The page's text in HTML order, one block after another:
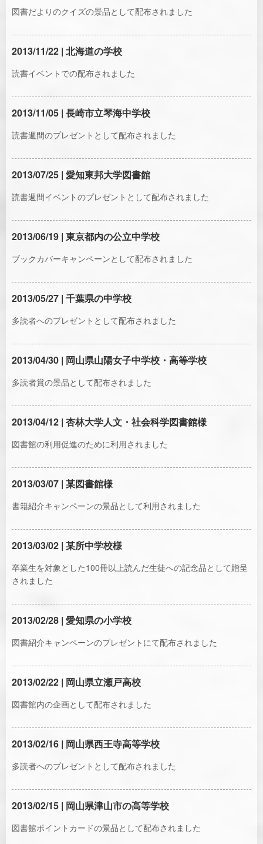
図書だよりのクイズの景品として配布されました
2013/11/22 | 北海道の学校
読書イベントでの配布されました
2013/11/05 | 長崎市立琴海中学校
読書週間のプレゼントとして配布されました
2013/07/25 | 愛知東邦大学図書館
読書週間イベントのプレゼントとして配布されました
2013/06/19 | 東京都内の公立中学校
ブックカバーキャンペーンとして配布されました
2013/05/27 | 千葉県の中学校
多読者へのプレゼントとして配布されました
2013/04/30 | 岡山県山陽女子中学校・高等学校
多読者賞の景品として配布されました
2013/04/12 | 杏林大学人文・社会科学図書館様
図書館の利用促進のために利用されました
2013/03/07 | 某図書館様
書籍紹介キャンペーンの景品として利用されました
2013/03/02 | 某所中学校様
卒業生を対象とした100冊以上読んだ生徒への記念品として贈呈
されました
2013/02/28 | 愛知県の小学校
図書紹介キャンペーンのプレゼントにて配布されました
2013/02/22 | 岡山県立瀬戸高校
図書館内の企画として配布されました
2013/02/16 | 岡山県西王寺高等学校
多読者へのプレゼントとして配布されました
2013/02/15 | 岡山県津山市の高等学校
図書館ポイントカードの景品として配布されました